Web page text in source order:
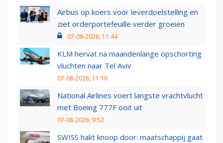
Airbus op koers voor leverdoelstelling en
ziet orderportefeuille verder groeien
07-08-2026, 11:44
KLM hervat na maandenlange opschorting
vluchten naar Tel Aviv
07-08-2026, 11:10
National Airlines voert langste vrachtvlucht
met Boeing 777F ooit uit
07-08-2026, 9:52
SWISS hakt knoop door: maatschappij gaat